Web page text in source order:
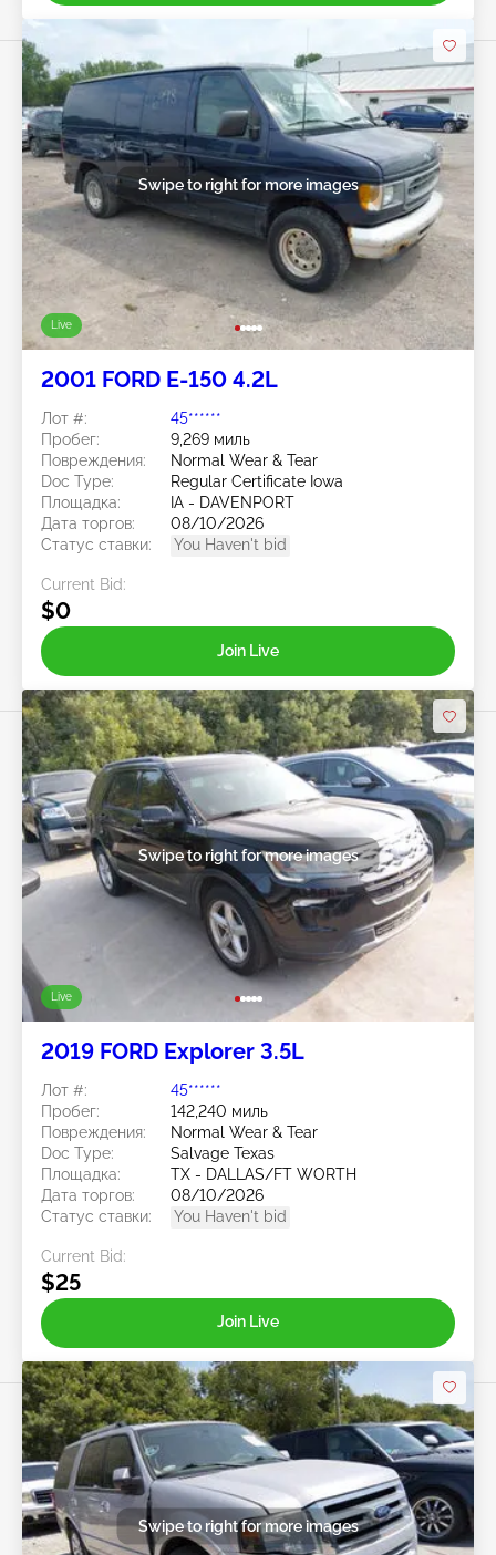
Live
Swipe to right for more images
2001 FORD E-150 4.2L
Лот #:
45******
Пробег:
9,269 миль
Повреждения:
Normal Wear & Tear
Doc Type:
Regular Certificate Iowa
Площадка:
IA - DAVENPORT
Дата торгов:
08/10/2026
Статус ставки:
You Haven't bid
Current Bid:
$0
Join Live
Live
Swipe to right for more images
2019 FORD Explorer 3.5L
Лот #:
45******
Пробег:
142,240 миль
Повреждения:
Normal Wear & Tear
Doc Type:
Salvage Texas
Площадка:
TX - DALLAS/FT WORTH
Дата торгов:
08/10/2026
Статус ставки:
You Haven't bid
Current Bid:
$25
Join Live
Swipe to right for more images